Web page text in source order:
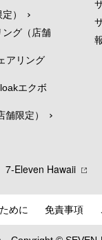
）
ング（店舗
アリング
エクボ
限定）
7‐Eleven Hawaii
めに 免責事項